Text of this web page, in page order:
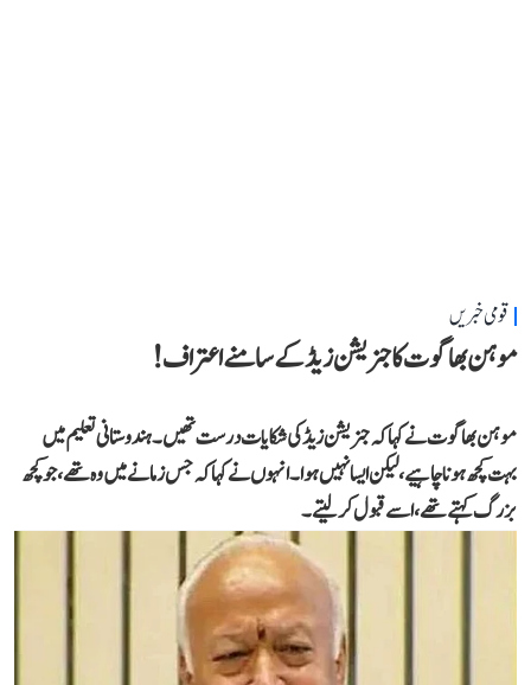
قومی خبریں
موہن بھاگوت کا جنریشن زیڈ کے سامنے اعتراف!
موہن بھاگوت نے کہاکہ جنریشن زیڈ کی شکایات درست تھیں۔ ہندوستانی تعلیم میں
بہت کچھ ہونا چاہیے، لیکن ایسا نہیں ہوا۔انہوں نے کہا کہ جس زمانے میں وہ تھے،جو کچھ
بزرگ کہتے تھے، اسے قبول کر لیتے۔